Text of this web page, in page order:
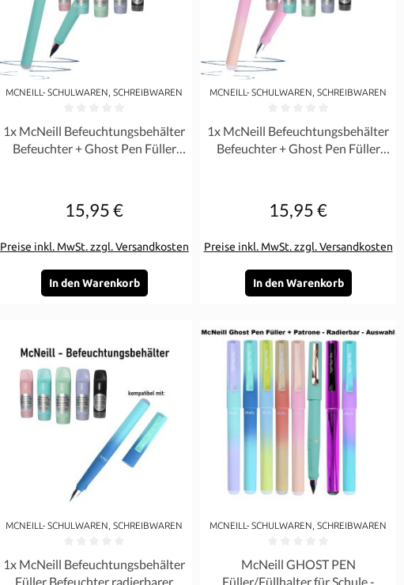
MCNEILL- SCHULWAREN, SCHREIBWAREN
1x McNeill Befeuchtungsbehälter
Befeuchter + Ghost Pen Füller
Regulärer Preis:
15,95 €
Preise inkl. MwSt. zzgl. Versandkosten
In den Warenkorb
MCNEILL- SCHULWAREN, SCHREIBWAREN
1x McNeill Befeuchtungsbehälter
Befeuchter + Ghost Pen Füller
Regulärer Preis:
15,95 €
Preise inkl. MwSt. zzgl. Versandkosten
In den Warenkorb
MCNEILL- SCHULWAREN, SCHREIBWAREN
1x McNeill Befeuchtungsbehälter
Füller Befeuchter radierbarer
MCNEILL- SCHULWAREN, SCHREIBWAREN
McNeill GHOST PEN
Füller/Füllhalter für Schule -